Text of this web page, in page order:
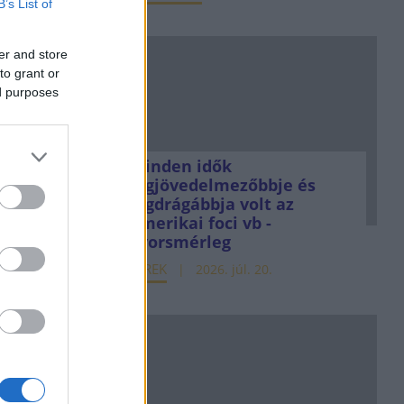
List of
and store
grant or
purposes
MÁP
jún. 13.
a
Minden idők
legjövedelmezőbbje és
legdrágábbja volt az
amerikai foci vb -
gyorsmérleg
HÍREK 2026. júl. 20.